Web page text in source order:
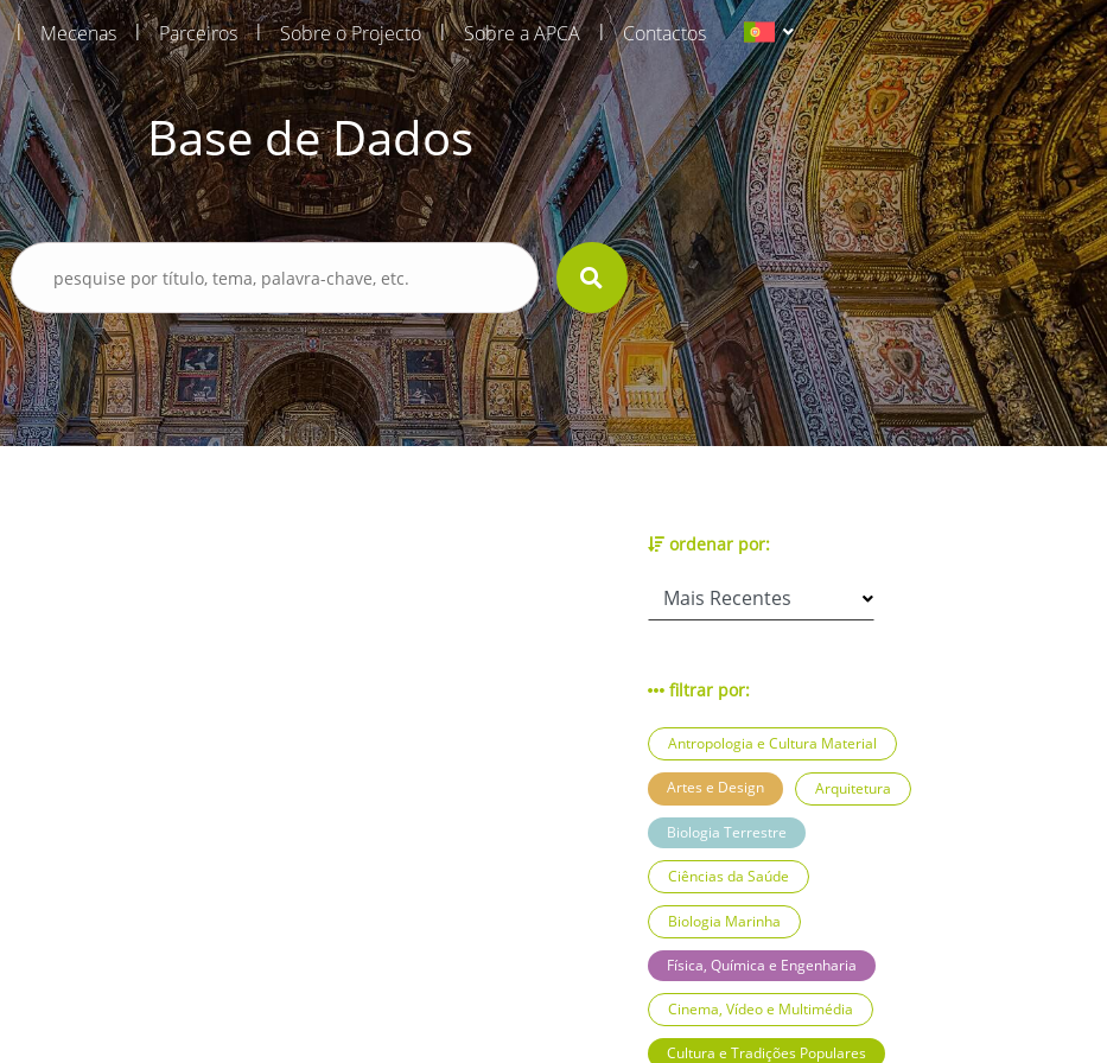
| Mecenas | Parceiros | Sobre o Projecto | Sobre a APCA | Contactos
Base de Dados
ordenar por:
filtrar por:
Antropologia e Cultura Material
Artes e Design Arquitetura
Biologia Terrestre
Ciências da Saúde
Biologia Marinha
Física, Química e Engenharia
Cinema, Vídeo e Multimédia
Cultura e Tradições Populares